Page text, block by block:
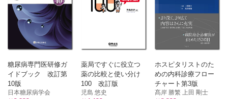
糖尿病専門医研修ガ
イドブック 改訂第
10版
日本糖尿病学会
薬局ですぐに役立つ
薬の比較と使い分け
100 改訂版
児島 悠史
ホスピタリストのた
めの内科診療フロー
チャート第3版
髙岸 勝繁 上田 剛士